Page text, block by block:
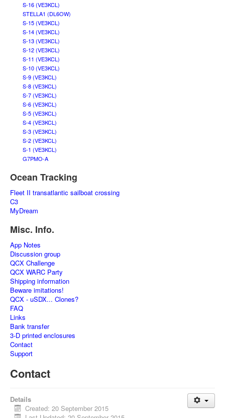
S-16 (VE3KCL)
STELLA1 (DL6OW)
S-15 (VE3KCL)
S-14 (VE3KCL)
S-13 (VE3KCL)
S-12 (VE3KCL)
S-11 (VE3KCL)
S-10 (VE3KCL)
S-9 (VE3KCL)
S-8 (VE3KCL)
S-7 (VE3KCL)
S-6 (VE3KCL)
S-5 (VE3KCL)
S-4 (VE3KCL)
S-3 (VE3KCL)
S-2 (VE3KCL)
S-1 (VE3KCL)
G7PMO-A
Ocean Tracking
Fleet II transatlantic sailboat crossing
C3
MyDream
Misc. Info.
App Notes
Discussion group
QCX Challenge
QCX WARC Party
Shipping information
Beware imitations!
QCX - uSDX... Clones?
FAQ
Links
Bank transfer
3-D printed enclosures
Contact
Support
Contact
Details
Created: 20 September 2015